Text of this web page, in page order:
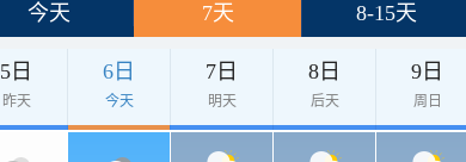
今天 7天 8-15天
5日
昨天
6日
今天
7日
明天
8日
后天
9日
周日